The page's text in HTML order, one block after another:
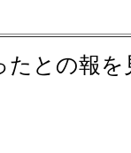
との報を